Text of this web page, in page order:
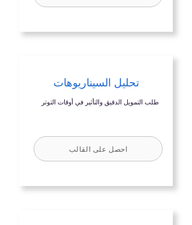
تحليل السيناريوهات
طلب التمويل الدقيق والتأثير في أوقات التوتر
احصل على القالب